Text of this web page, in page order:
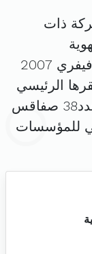
ذات
. تم تأسيسها في 14 فيفري 2007
الرئيسي
في نهج محسن القلال اقامةالرياض عدد38 صفاقس
للمؤسسات